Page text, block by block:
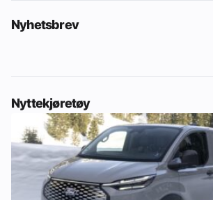
Nyhetsbrev
Nyttekjøretøy